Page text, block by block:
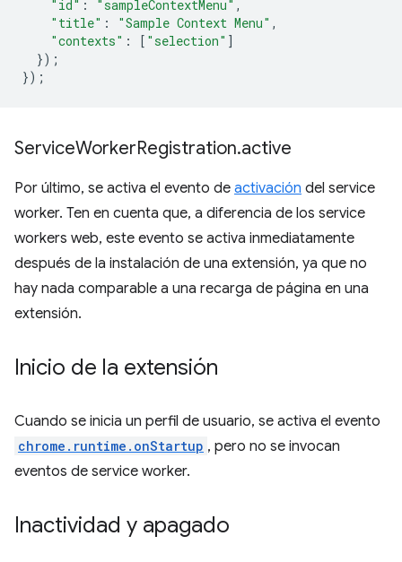
"id" : "sampleContextMenu" ,
"title" : "Sample Context Menu" ,
"contexts" : [ "selection" ]
});
});
ServiceWorkerRegistration.active
Por último, se activa el evento de activación del service
worker. Ten en cuenta que, a diferencia de los service
workers web, este evento se activa inmediatamente
después de la instalación de una extensión, ya que no
hay nada comparable a una recarga de página en una
extensión.
Inicio de la extensión
Cuando se inicia un perfil de usuario, se activa el evento
chrome.runtime.onStartup , pero no se invocan
eventos de service worker.
Inactividad y apagado